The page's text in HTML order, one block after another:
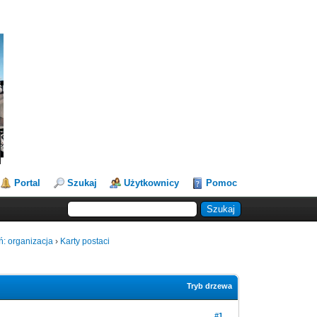
Portal Szukaj Użytkownicy Pomoc
organizacja › Karty postaci
Tryb drzewa